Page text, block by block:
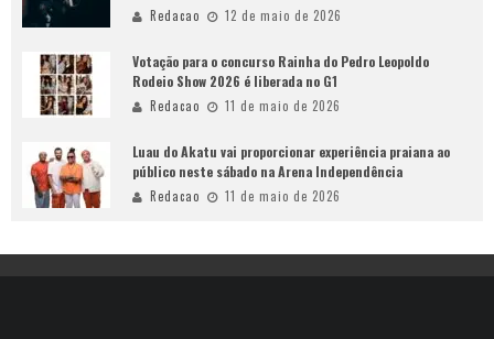
Redacao 12 de maio de 2026
Votação para o concurso Rainha do Pedro Leopoldo
Rodeio Show 2026 é liberada no G1
Redacao 11 de maio de 2026
Luau do Akatu vai proporcionar experiência praiana ao
público neste sábado na Arena Independência
Redacao 11 de maio de 2026